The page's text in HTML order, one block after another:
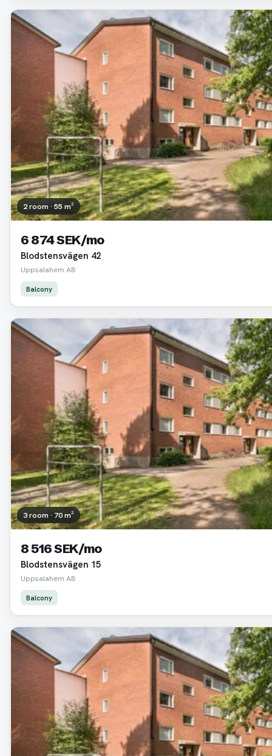
2 room · 55 m²
6 874 SEK/mo
Blodstensvägen 42
Uppsalahem AB
Balcony
3 room · 70 m²
8 516 SEK/mo
Blodstensvägen 15
Uppsalahem AB
Balcony